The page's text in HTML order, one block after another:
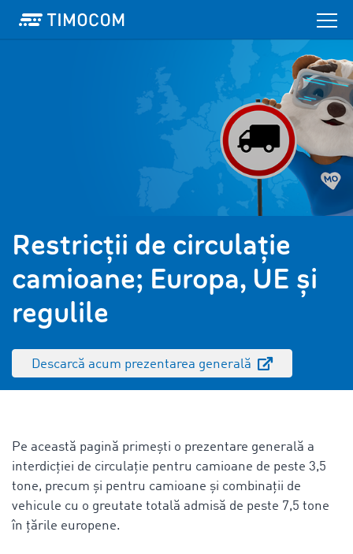
Restricții de circulație
camioane; Europa, UE și
regulile
Descarcă acum prezentarea generală
Pe această pagină primești o prezentare generală a
interdicției de circulație pentru camioane de peste 3,5
tone, precum și pentru camioane și combinații de
vehicule cu o greutate totală admisă de peste 7,5 tone
în țările europene.